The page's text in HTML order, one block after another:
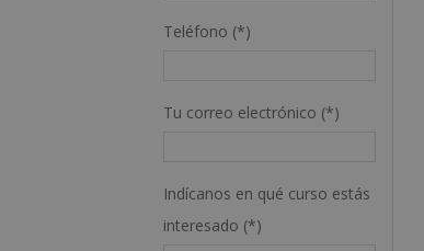
Teléfono (*)
Tu correo electrónico (*)
Indícanos en qué curso estás
interesado (*)